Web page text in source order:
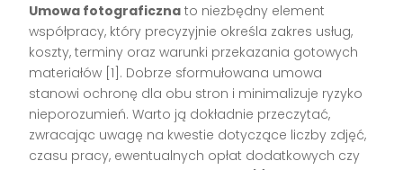
Umowa fotograficzna to niezbędny element
współpracy, który precyzyjnie określa zakres usług,
koszty, terminy oraz warunki przekazania gotowych
materiałów [1] . Dobrze sformułowana umowa
stanowi ochronę dla obu stron i minimalizuje ryzyko
nieporozumień. Warto ją dokładnie przeczytać,
zwracając uwagę na kwestie dotyczące liczby zdjęć,
czasu pracy, ewentualnych opłat dodatkowych czy